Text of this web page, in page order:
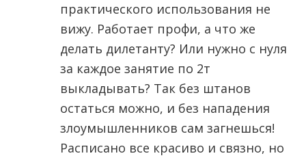
практического использования не
вижу. Работает профи, а что же
делать дилетанту? Или нужно с нуля
за каждое занятие по 2т
выкладывать? Так без штанов
остаться можно, и без нападения
злоумышленников сам загнешься!
Расписано все красиво и связно, но